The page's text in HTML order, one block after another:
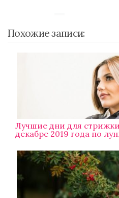
Похожие записи:
Лучшие дни для
декабре 2019 года по